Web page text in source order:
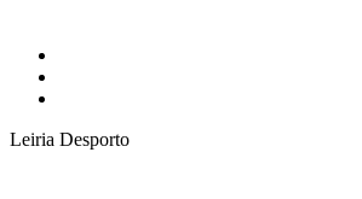
Leiria Desporto